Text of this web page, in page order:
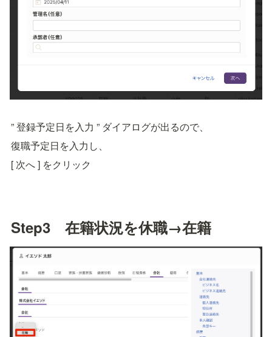
” 登録予定日を入力 ” ダイアログが出るので、
復職予定日を入力し、
[ 次へ ] をクリック
Step3　在籍状況を休職→在籍